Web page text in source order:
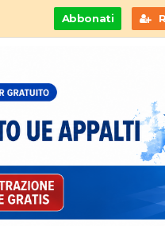
Abbonati